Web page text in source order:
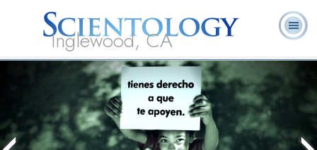
Inglewood, CA
L. Ronald
Hubbard
¿Qué es
Scientology?
Ministros
Voluntarios
Frecuentes